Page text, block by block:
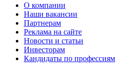
О компании
Наши вакансии
Партнерам
Реклама на сайте
Новости и статьи
Инвесторам
Кандидаты по профессиям